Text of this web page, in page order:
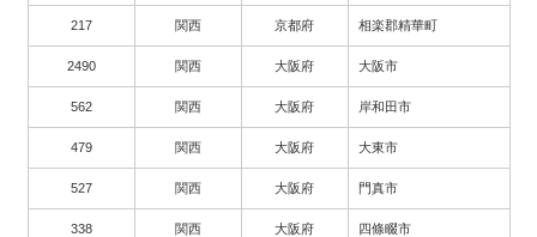
217 関西 京都府 相楽郡精華町
2490 関西 大阪府 大阪市
562 関西 大阪府 岸和田市
479 関西 大阪府 大東市
527 関西 大阪府 門真市
338 関西 大阪府 四條畷市